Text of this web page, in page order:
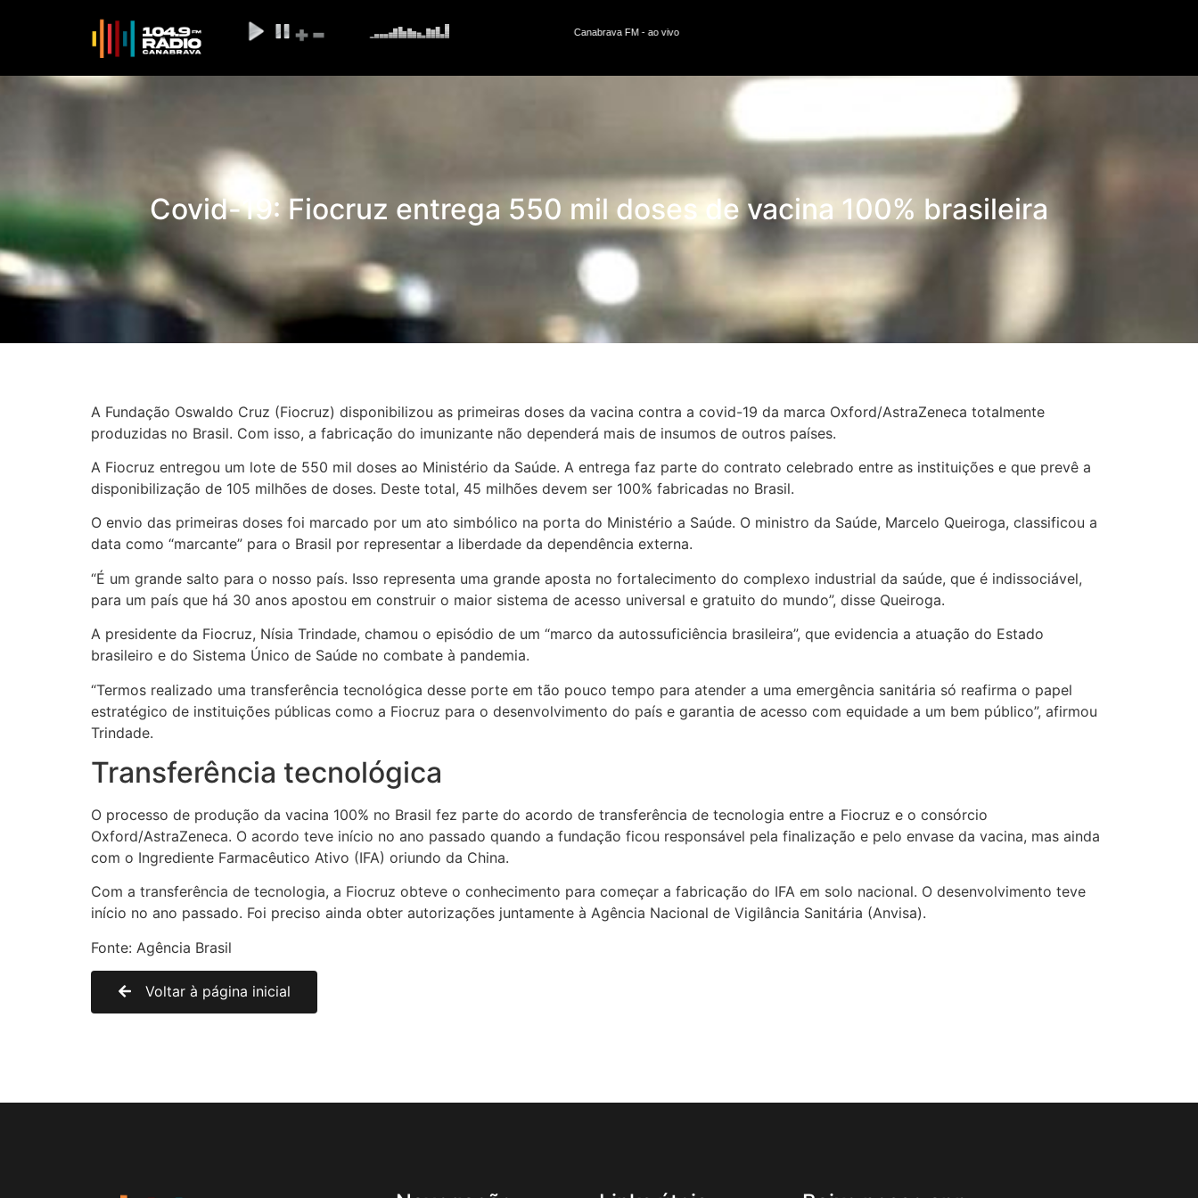
Covid-19: Fiocruz entrega 550 mil doses de vacina 100% brasileira
A Fundação Oswaldo Cruz (Fiocruz) disponibilizou as primeiras doses da vacina contra a covid-19 da marca Oxford/AstraZeneca totalmente
produzidas no Brasil. Com isso, a fabricação do imunizante não dependerá mais de insumos de outros países.
A Fiocruz entregou um lote de 550 mil doses ao Ministério da Saúde. A entrega faz parte do contrato celebrado entre as instituições e que prevê a
disponibilização de 105 milhões de doses. Deste total, 45 milhões devem ser 100% fabricadas no Brasil.
O envio das primeiras doses foi marcado por um ato simbólico na porta do Ministério a Saúde. O ministro da Saúde, Marcelo Queiroga, classificou a
data como “marcante” para o Brasil por representar a liberdade da dependência externa.
“É um grande salto para o nosso país. Isso representa uma grande aposta no fortalecimento do complexo industrial da saúde, que é indissociável,
para um país que há 30 anos apostou em construir o maior sistema de acesso universal e gratuito do mundo”, disse Queiroga.
A presidente da Fiocruz, Nísia Trindade, chamou o episódio de um “marco da autossuficiência brasileira”, que evidencia a atuação do Estado
brasileiro e do Sistema Único de Saúde no combate à pandemia.
“Termos realizado uma transferência tecnológica desse porte em tão pouco tempo para atender a uma emergência sanitária só reafirma o papel
estratégico de instituições públicas como a Fiocruz para o desenvolvimento do país e garantia de acesso com equidade a um bem público”, afirmou
Trindade.
Transferência tecnológica
O processo de produção da vacina 100% no Brasil fez parte do acordo de transferência de tecnologia entre a Fiocruz e o consórcio
Oxford/AstraZeneca. O acordo teve início no ano passado quando a fundação ficou responsável pela finalização e pelo envase da vacina, mas ainda
com o Ingrediente Farmacêutico Ativo (IFA) oriundo da China.
Com a transferência de tecnologia, a Fiocruz obteve o conhecimento para começar a fabricação do IFA em solo nacional. O desenvolvimento teve
início no ano passado. Foi preciso ainda obter autorizações juntamente à Agência Nacional de Vigilância Sanitária (Anvisa).
Fonte: Agência Brasil
Voltar à página inicial